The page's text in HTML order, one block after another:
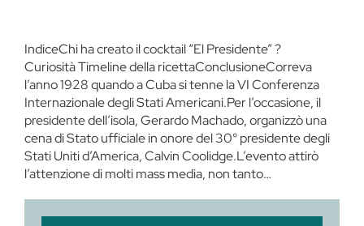
IndiceChi ha creato il cocktail “El Presidente” ?
Curiosità Timeline della ricettaConclusioneCorreva
l’anno 1928 quando a Cuba si tenne la VI Conferenza
Internazionale degli Stati Americani.Per l’occasione, il
presidente dell’isola, Gerardo Machado, organizzò una
cena di Stato ufficiale in onore del 30° presidente degli
Stati Uniti d’America, Calvin Coolidge.L’evento attirò
l’attenzione di molti mass media, non tanto…